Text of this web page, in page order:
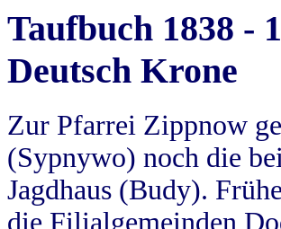
Taufbuch 1838 -
Deutsch Krone
Zur Pfarrei Zippnow
(Sypnywo) noch die
Jagdhaus (Budy).
die Filialgemeinden